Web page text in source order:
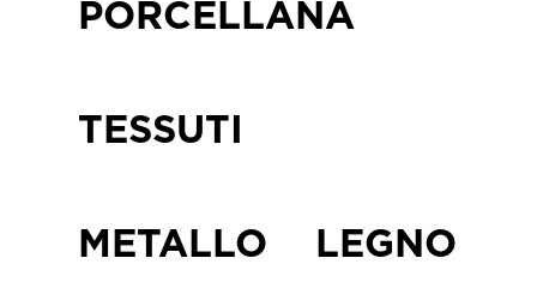
PORCELLANA
TESSUTI
METALLO LEGNO